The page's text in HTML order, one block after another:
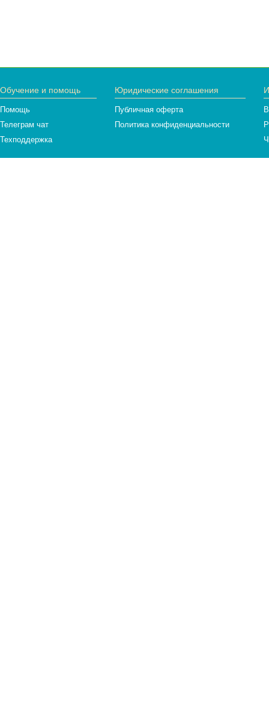
Обучение и помощь
Помощь
Телеграм чат
Техподдержка
Юридические соглашения
Публичная оферта
Политика конфиденциальности